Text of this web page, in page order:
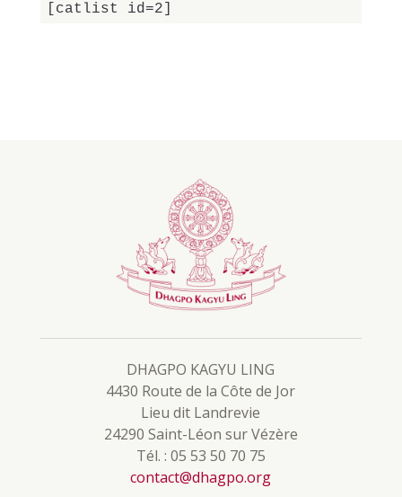
[catlist id=2]
DHAGPO KAGYU LING
4430 Route de la Côte de Jor
Lieu dit Landrevie
24290 Saint-Léon sur Vézère
Tél. : 05 53 50 70 75
contact@dhagpo.org